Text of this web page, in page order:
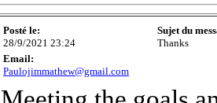
Posté le:
28/9/2021 23:24
Sujet du
Thanks
Email:
Paulojimmathew@gmail.com